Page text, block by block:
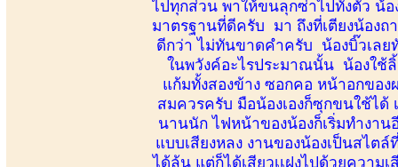
ไปทุกส่วน พาให้ขนลุกซ่าไปทั้งตัว น้อ
มาตรฐานที่ดีครับ มา ถึงที่เตียงน้องถ
ดีกว่า ไม่ทันขาดคำครับ น้องบิ๊วเลย
ในพวังค์อะไรประมาณนั้น น้องใช้
แก้มทั้งสองข้าง ซอกคอ หน้าอกขอ
สมควรครับ มือน้องเองก็ซุกขนใช้ไ
นานนัก ไฟหน้าของน้องก็เริ่มทำงาน
แบบเสียงหลง งานของน้องเป็นสไตล์
ได้ลุ้น แต่ก็ได้เสียวเเฝงไปด้วยความ